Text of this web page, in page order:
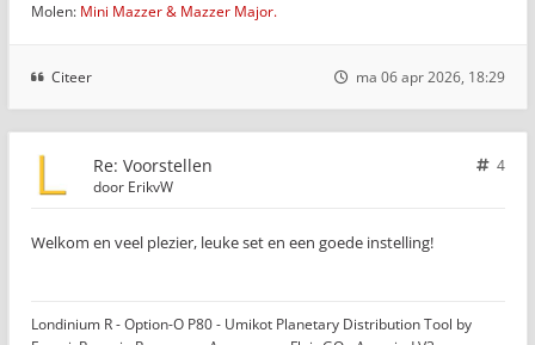
Molen: Mini Mazzer & Mazzer Major.
Citeer ma 06 apr 2026, 18:29
Re: Voorstellen
4
door ErikvW
Welkom en veel plezier, leuke set en een goede instelling!
Londinium R - Option-O P80 - Umikot Planetary Distribution Tool by